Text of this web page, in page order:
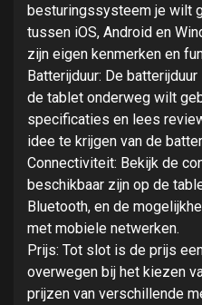
besturingssysteem je wilt
tussen iOS, Android en
zijn eigen kenmerken en
Batterijduur: De
de tablet onderweg wilt
specificaties en lees
idee te krijgen van de
Connectiviteit: Bekijk de
beschikbaar zijn op de
Bluetooth, en de
met mobiele netwerken.
Prijs: Tot slot is de prijs
overwegen bij het kiezen
prijzen van verschillende